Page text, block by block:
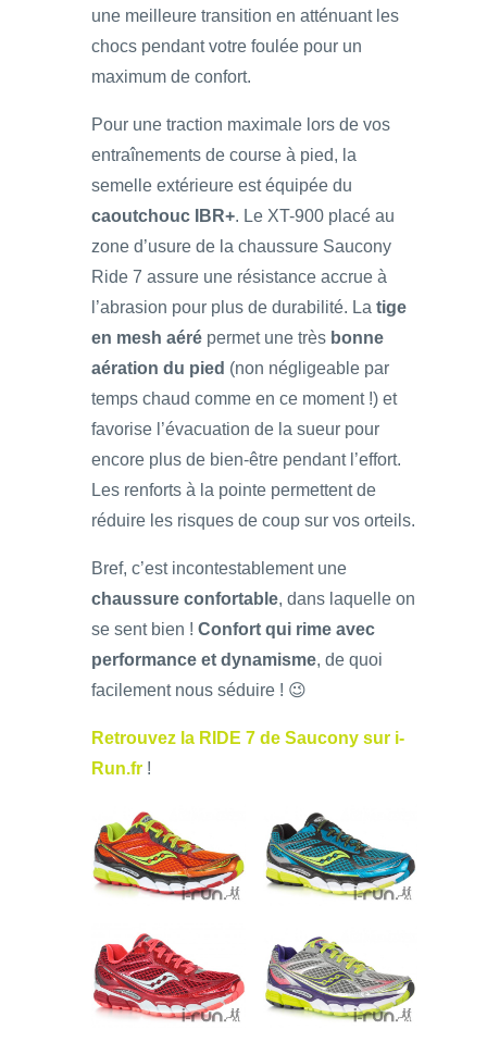
une meilleure transition en atténuant les
chocs pendant votre foulée pour un
maximum de confort.
Pour une traction maximale lors de vos
entraînements de course à pied, la
semelle extérieure est équipée du
caoutchouc IBR+. Le XT-900 placé au
zone d’usure de la chaussure Saucony
Ride 7 assure une résistance accrue à
l’abrasion pour plus de durabilité. La tige
en mesh aéré permet une très bonne
aération du pied (non négligeable par
temps chaud comme en ce moment !) et
favorise l’évacuation de la sueur pour
encore plus de bien-être pendant l’effort.
Les renforts à la pointe permettent de
réduire les risques de coup sur vos orteils.
Bref, c’est incontestablement une
chaussure confortable, dans laquelle on
se sent bien ! Confort qui rime avec
performance et dynamisme, de quoi
facilement nous séduire ! 😉
Retrouvez la RIDE 7 de Saucony sur i-
Run.fr !